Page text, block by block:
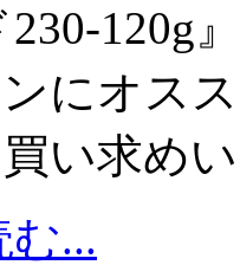
120g
にオス
い求め
...